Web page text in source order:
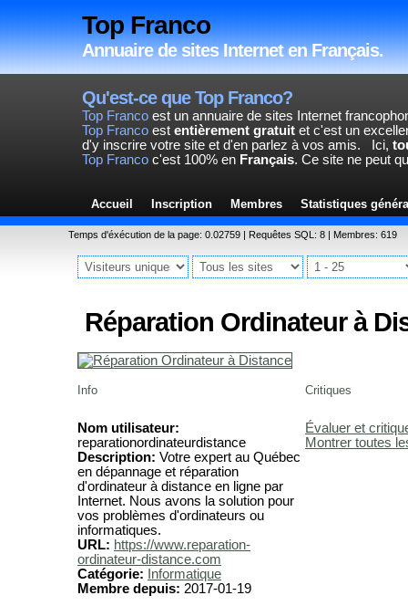
Top Franco
Annuaire de sites Internet en Français.
Qu'est-ce que Top Franco?
Top Franco est un annuaire de sites Internet
Top Franco est entièrement gratuit et c'est un
d'y inscrire votre site et d'en parlez à vos amis.
Ici,
Top Franco c'est 100% en Français. Ce site ne peut
Accueil Inscription Membres Statistiques
Temps d'éxécution de la page: 0.02759 | Requêtes SQL: 8 | Membres: 619
Réparation Ordinateur à
Info
Nom utilisateur:
reparationordinateurdistance
Description: Votre expert au Québec
en dépannage et réparation
d'ordinateur à distance en ligne par
Internet. Nous avons la solution pour
vos problèmes d'ordinateurs ou
informatiques.
URL: https://www.reparation-
ordinateur-distance.com
Catégorie:
Informatique
Membre depuis: 2017-01-19
Critiques
Évaluer et
Montrer toutes